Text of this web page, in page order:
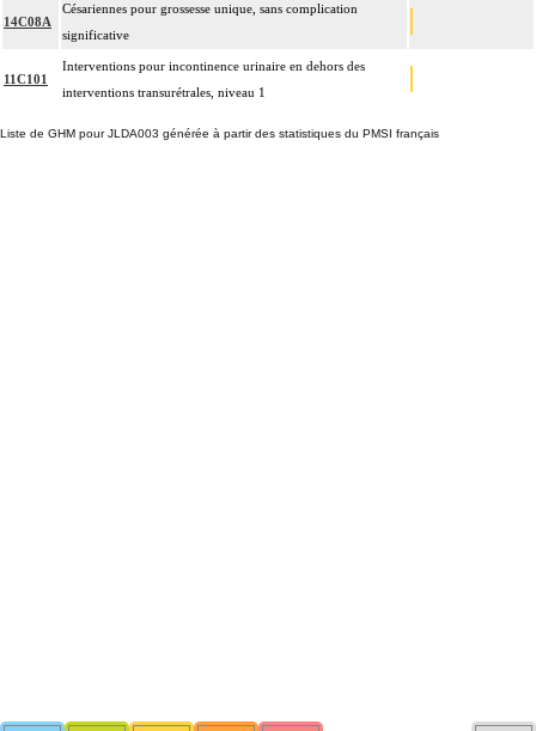
14C08A
Césariennes pour grossesse unique, sans complication
significative
11C101
Interventions pour incontinence urinaire en dehors des
interventions transurétrales, niveau 1
Liste de GHM pour JLDA003 générée à partir des statistiques du PMSI français